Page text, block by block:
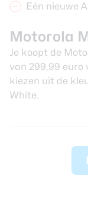
Eén nieuwe
Motorola
Je koopt de
van 299,99 euro
kiezen uit de
White.